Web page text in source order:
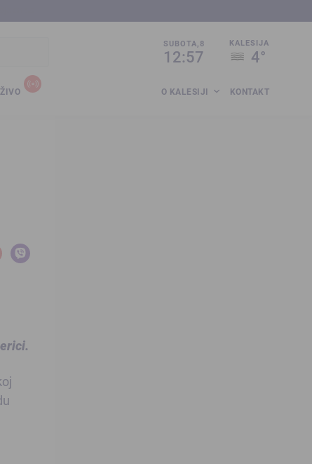
SUBOTA,8
12:57
KALESIJA
4°
O KALESIJI KONTAKT